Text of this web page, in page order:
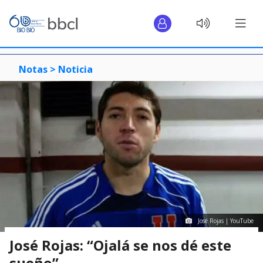
Notas > Noticia
José Rojas | YouTube
José Rojas: “Ojalá se nos dé este